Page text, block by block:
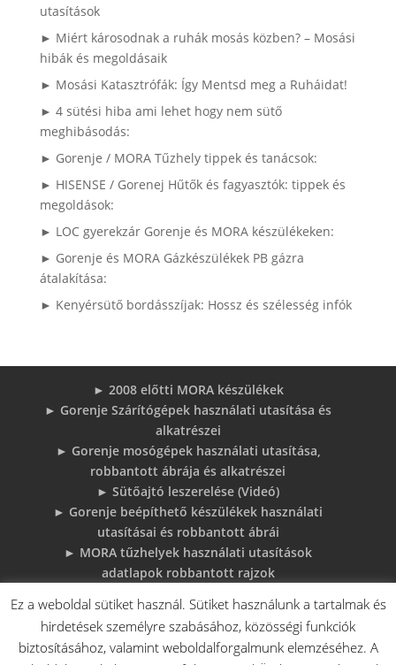
utasítások
► Miért károsodnak a ruhák mosás közben? – Mosási
hibák és megoldásaik
► Mosási Katasztrófák: Így Mentsd meg a Ruháidat!
► 4 sütési hiba ami lehet hogy nem sütő
meghibásodás:
► Gorenje / MORA Tűzhely tippek és tanácsok:
► HISENSE / Gorenej Hűtők és fagyasztók: tippek és
megoldások:
► LOC gyerekzár Gorenje és MORA készülékeken:
► Gorenje és MORA Gázkészülékek PB gázra
átalakítása:
► Kenyérsütő bordásszíjak: Hossz és szélesség infók
► 2008 előtti MORA készülékek
► Gorenje Szárítógépek használati utasítása és
alkatrészei
► Gorenje mosógépek használati utasítása,
robbantott ábrája és alkatrészei
► Sütőajtó leszerelése (Videó)
► Gorenje beépíthető készülékek használati
utasításai és robbantott ábrái
► MORA tűzhelyek használati utasítások
adatlapok robbantott rajzok
megoldások
► 6 gyakori sütő hiba, és megoldások
♦Gorenje Háztartásigépek adattábláiról:
Ez a weboldal sütiket használ. Sütiket használunk a tartalmak és
hirdetések személyre szabásához, közösségi funkciók
biztosításához, valamint weboldalforgalmunk elemzéséhez. A